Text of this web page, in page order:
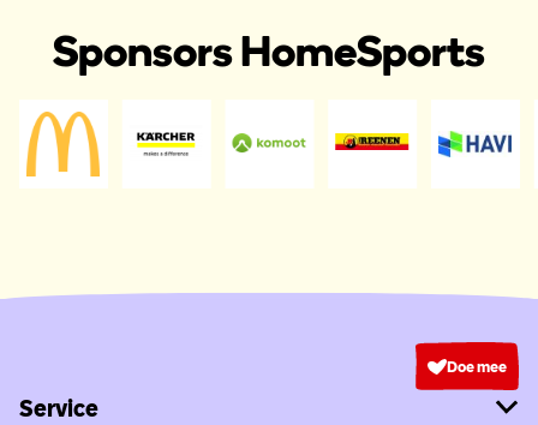
Sponsors HomeSports
Doe mee
Service